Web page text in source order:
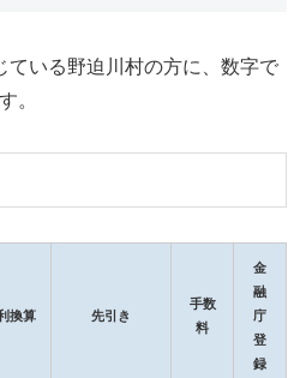
ている野迫川村の方に、数字で
。
換算 先引き
手数
料
金
融
庁
登
録